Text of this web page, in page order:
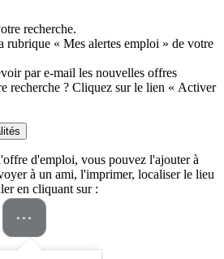
recherche.
rubrique « Mes alertes emploi » de votre
par e-mail les nouvelles offres
recherche ? Cliquez sur le lien « Activer
d'emploi, vous pouvez l'ajouter à
à un ami, l'imprimer, localiser le lieu
en cliquant sur :